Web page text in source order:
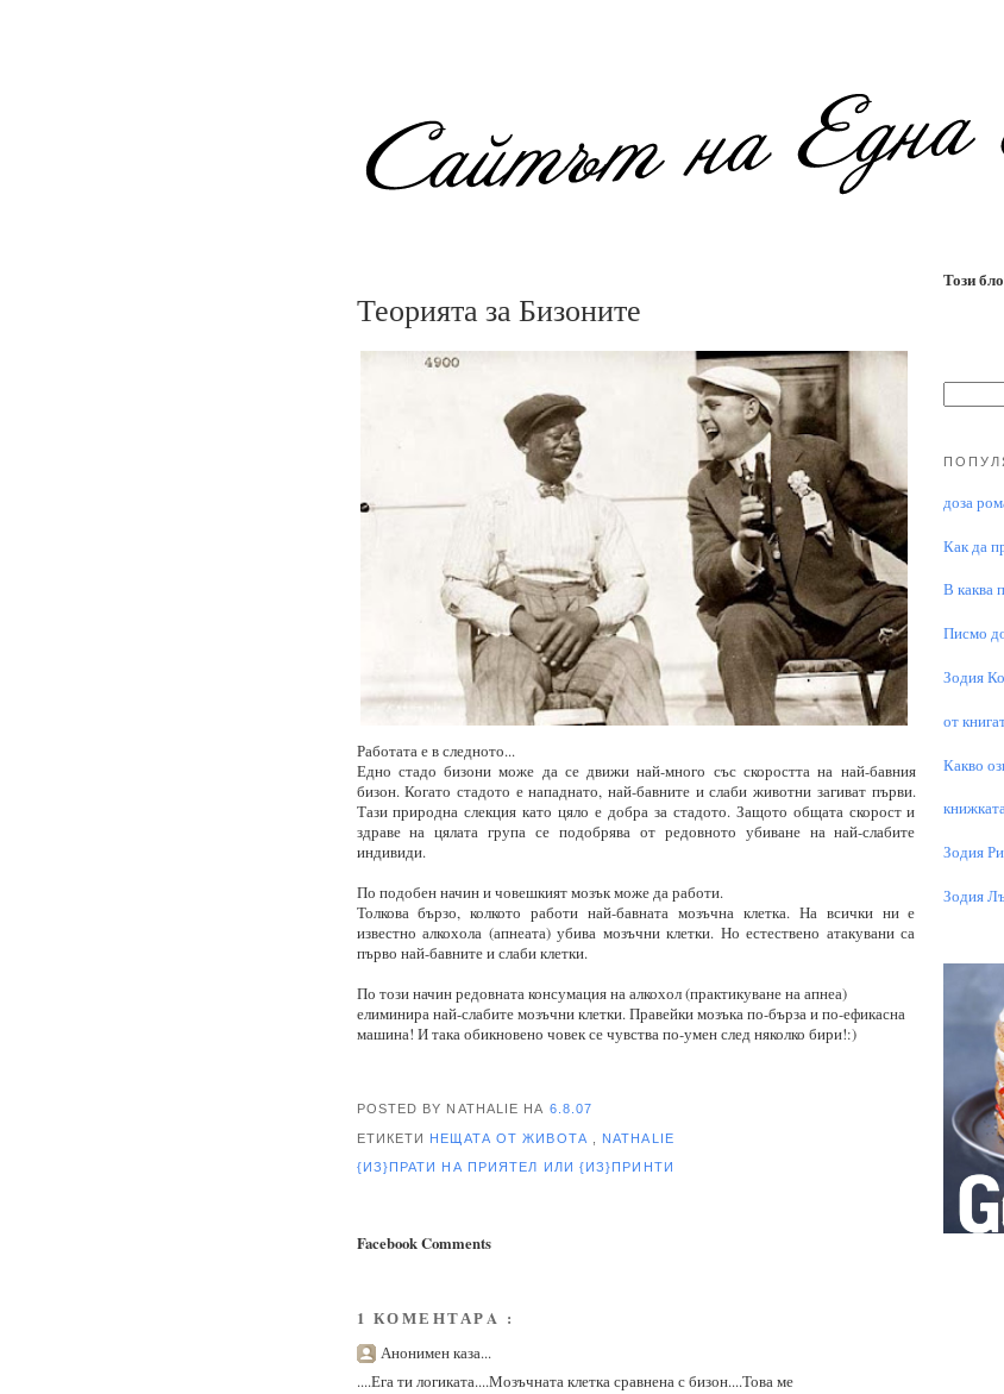
Теорията за Бизоните
Работата е в следното...
Едно стадо бизони може да се движи най-много със скоростта на най-бавния
бизон. Когато стадото е нападнато, най-бавните и слаби животни загиват първи.
Тази природна слекция като цяло е добра за стадото. Защото общата скорост и
здраве на цялата група се подобрява от редовното убиване на най-слабите
индивиди.
По подобен начин и човешкият мозък може да работи.
Толкова бързо, колкото работи най-бавната мозъчна клетка. На всички ни е
известно алкохола (апнеата) убива мозъчни клетки. Но естествено атакувани са
първо най-бавните и слаби клетки.
По този начин редовната консумация на алкохол (практикуване на апнеа)
елиминира най-слабите мозъчни клетки. Правейки мозъка по-бърза и по-ефикасна
машина! И така обикновено човек се чувства по-умен след няколко бири!:)
POSTED BY NATHALIE НА 6.8.07
ЕТИКЕТИ НЕЩАТА ОТ ЖИВОТА NATHALIE
{ИЗ}ПРАТИ НА ПРИЯТЕЛ ИЛИ {ИЗ}ПРИНТИ
Facebook Comments
1 КОМЕНТАРA :
Анонимен каза...
....Ега ти логиката....Мозъчната клетка сравнена с бизон....Това ме
Този
доза
Как да
В каква
Писмо
Зодия
от
Какво
Зодия
Зодия